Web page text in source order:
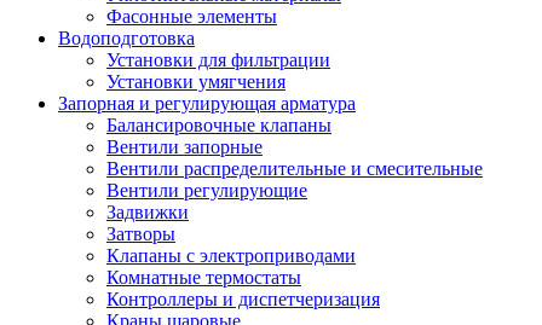
Фасонные элементы
Водоподготовка
Установки для фильтрации
Установки умягчения
Запорная и регулирующая арматура
Балансировочные клапаны
Вентили запорные
Вентили распределительные и смесительные
Вентили регулирующие
Задвижки
Затворы
Клапаны с электроприводами
Комнатные термостаты
Контроллеры и диспетчеризация
Краны шаровые